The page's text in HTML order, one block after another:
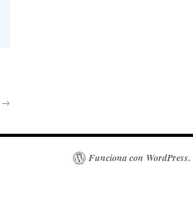
→
Funciona con WordPress.